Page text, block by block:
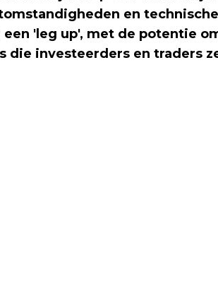
en
een 'leg up', met de potentie
die investeerders en traders